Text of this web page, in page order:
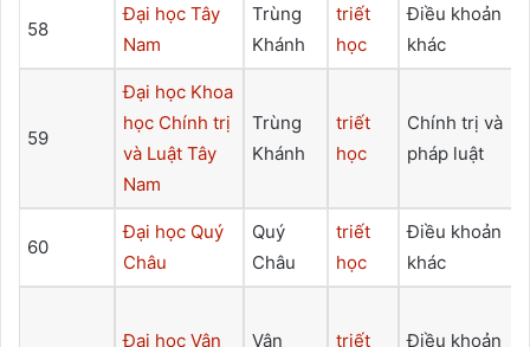
58
Đại học Tây
Nam
Trùng
Khánh
triết
học
Điều khoản
khác
59
Đại học Khoa
học Chính trị
và Luật Tây
Nam
Trùng
Khánh
triết
học
Chính trị và
pháp luật
60
Đại học Quý
Châu
Quý
Châu
triết
học
Điều khoản
khác
Đại học Vân Vân triết Điều khoản